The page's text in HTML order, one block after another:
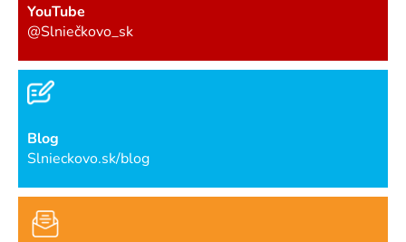
YouTube
@Slniečkovo_sk
Blog
Slnieckovo.sk/blog